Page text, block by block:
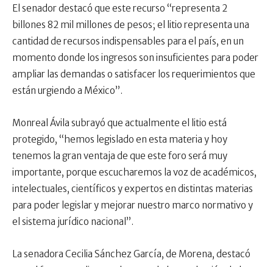
El senador destacó que este recurso “representa 2
billones 82 mil millones de pesos; el litio representa una
cantidad de recursos indispensables para el país, en un
momento donde los ingresos son insuficientes para poder
ampliar las demandas o satisfacer los requerimientos que
están urgiendo a México”.
Monreal Ávila subrayó que actualmente el litio está
protegido, “hemos legislado en esta materia y hoy
tenemos la gran ventaja de que este foro será muy
importante, porque escucharemos la voz de académicos,
intelectuales, científicos y expertos en distintas materias
para poder legislar y mejorar nuestro marco normativo y
el sistema jurídico nacional”.
La senadora Cecilia Sánchez García, de Morena, destacó